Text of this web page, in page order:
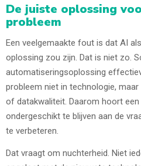
De juiste oplossing
probleem
Een veelgemaakte fout is dat AI
oplossing zou zijn. Dat is niet zo.
automatiseringsoplossing
probleem niet in technologie,
of datakwaliteit. Daarom hoort
ondergeschikt te blijven aan de
te verbeteren.
Dat vraagt om nuchterheid. Niet